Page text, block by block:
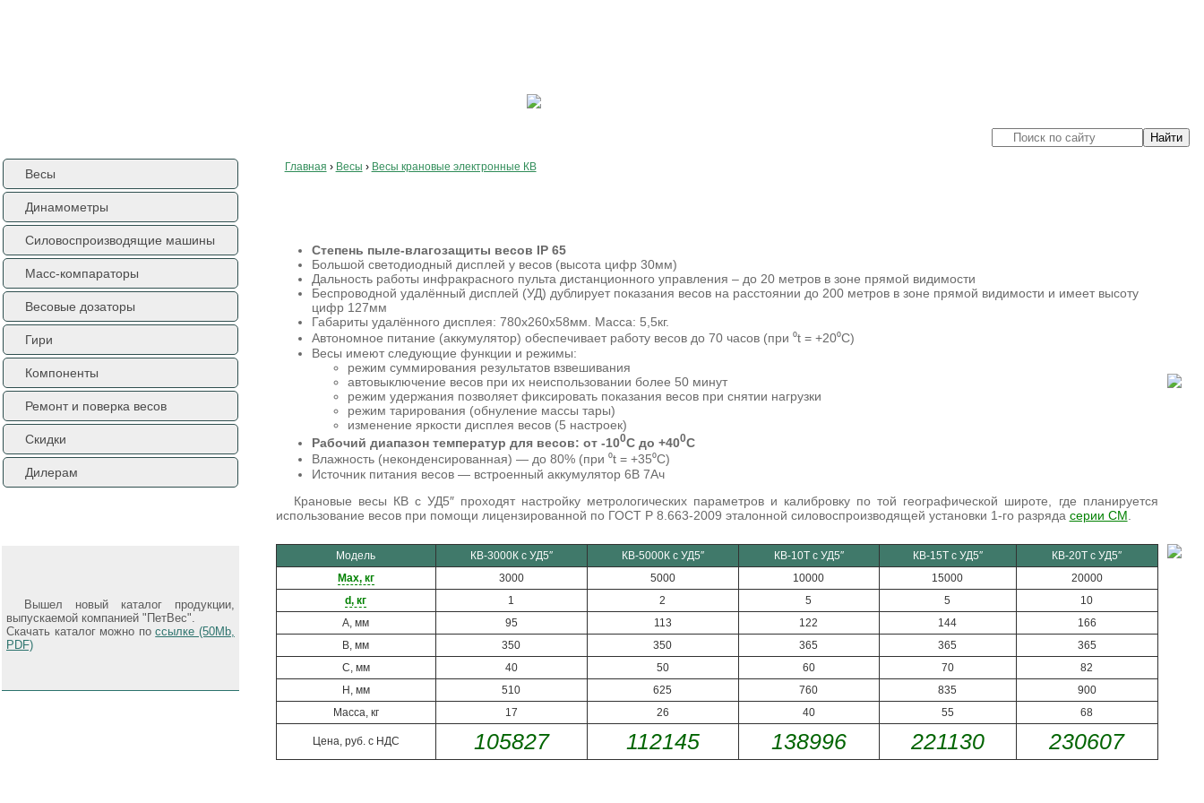
Главная › Весы › Весы крановые электронные КВ
Степень пыле-влагозащиты весов IP 65
Большой светодиодный дисплей у весов (высота цифр 30мм)
Дальность работы инфракрасного пульта дистанционного управления – до 20 метров в зоне прямой видимости
Беспроводной удалённый дисплей (УД) дублирует показания весов на расстоянии до 200 метров в зоне прямой видимости и имеет высоту
цифр 127мм
Габариты удалённого дисплея: 780х260х58мм. Масса: 5,5кг.
Автономное питание (аккумулятор) обеспечивает работу весов до 70 часов (при ⁰t = +20⁰C)
Весы имеют следующие функции и режимы:
режим суммирования результатов взвешивания
автовыключение весов при их неиспользовании более 50 минут
режим удержания позволяет фиксировать показания весов при снятии нагрузки
режим тарирования (обнуление массы тары)
изменение яркости дисплея весов (5 настроек)
Рабочий диапазон температур для весов: от -100C до +400C
Влажность (неконденсированная) — до 80% (при ⁰t = +35⁰C)
Источник питания весов — встроенный аккумулятор 6В 7Ач
Крановые весы КВ с УД5″ проходят настройку метрологических параметров и калибровку по той географической широте, где планируется
использование весов при помощи лицензированной по ГОСТ Р 8.663-2009 эталонной силовоспроизводящей установки 1-го разряда серии СМ
Модель КВ-3000К с УД5″ КВ-5000К с УД5″ КВ-10Т с УД5″ КВ-15Т с УД5″
КВ-20Т с УД5″
Max, кг
3000 5000 10000 15000
20000
d, кг
1 2 5 5
10
А, мм
95 113 122 144
166
В, мм
350 350 365 365
365
C, мм
40 50 60 70
82
H, мм
510 625 760 835
900
Масса, кг
17 26 40 55 68
Цена, руб. с НДС 105827 112145 138996 221130 230607
Весы
Динамометры
Силовоспроизводящие машины
Масс-компараторы
Весовые дозаторы
Гири
Компоненты
Ремонт и поверка весов
Скидки
Дилерам
Вышел новый каталог продукции,
выпускаемой компанией "ПетВес".
Скачать каталог можно поссылке (50Mb,
PDF)